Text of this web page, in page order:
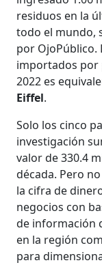
residuos en la
todo el mundo,
por OjoPúblico.
importados por
2022 es
Eiffel.
Solo los cinco
investigación
valor de 330.4
década. Pero
la cifra de
negocios con
de información
en la región
para